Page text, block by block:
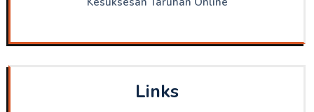
Links